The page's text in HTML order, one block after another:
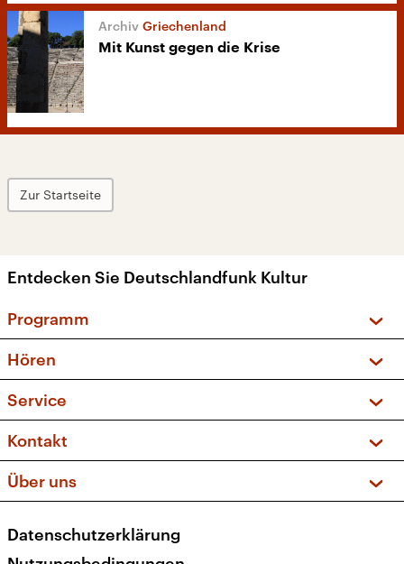
Griechenland
Mit Kunst gegen die Krise
Zur Startseite
Entdecken Sie Deutschlandfunk Kultur
Programm
Sendungen und Podcasts
Musikliste
Kakadu – Das Kinderprogramm
Hören
Frequenzen (UKW + DAB+)
Service
FAQ
Apps
Newsletter
Veranstaltungen
Kontakt
Social Media
Über uns
Presse
Datenschutzerklärung